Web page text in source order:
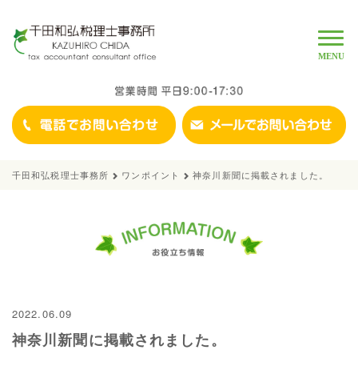
Toggle
MENU
千田和弘税理士事務所 ワンポイント 神奈川新聞に掲載されました。
2022.06.09
神奈川新聞に掲載されました。